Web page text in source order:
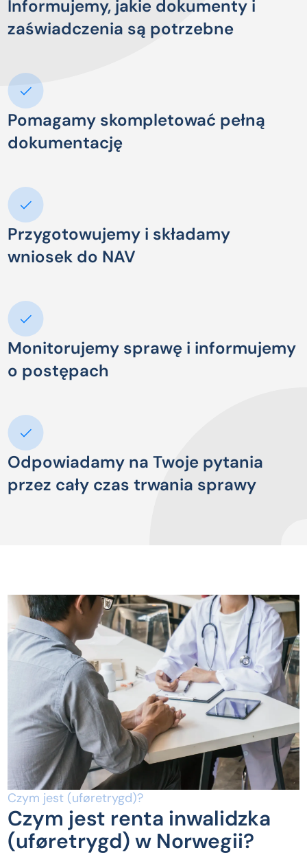
Informujemy, jakie dokumenty i
zaświadczenia są potrzebne
Pomagamy skompletować pełną
dokumentację
Przygotowujemy i składamy
wniosek do NAV
Monitorujemy sprawę i informujemy
o postępach
Odpowiadamy na Twoje pytania
przez cały czas trwania sprawy
Czym jest (uføretrygd)?
Czym jest renta inwalidzka
(uføretrygd) w Norwegii?